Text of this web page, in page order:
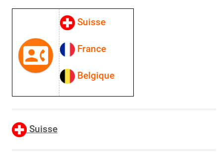
Suisse
France
Belgique
Suisse